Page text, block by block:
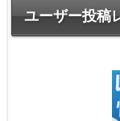
ユーザー投稿